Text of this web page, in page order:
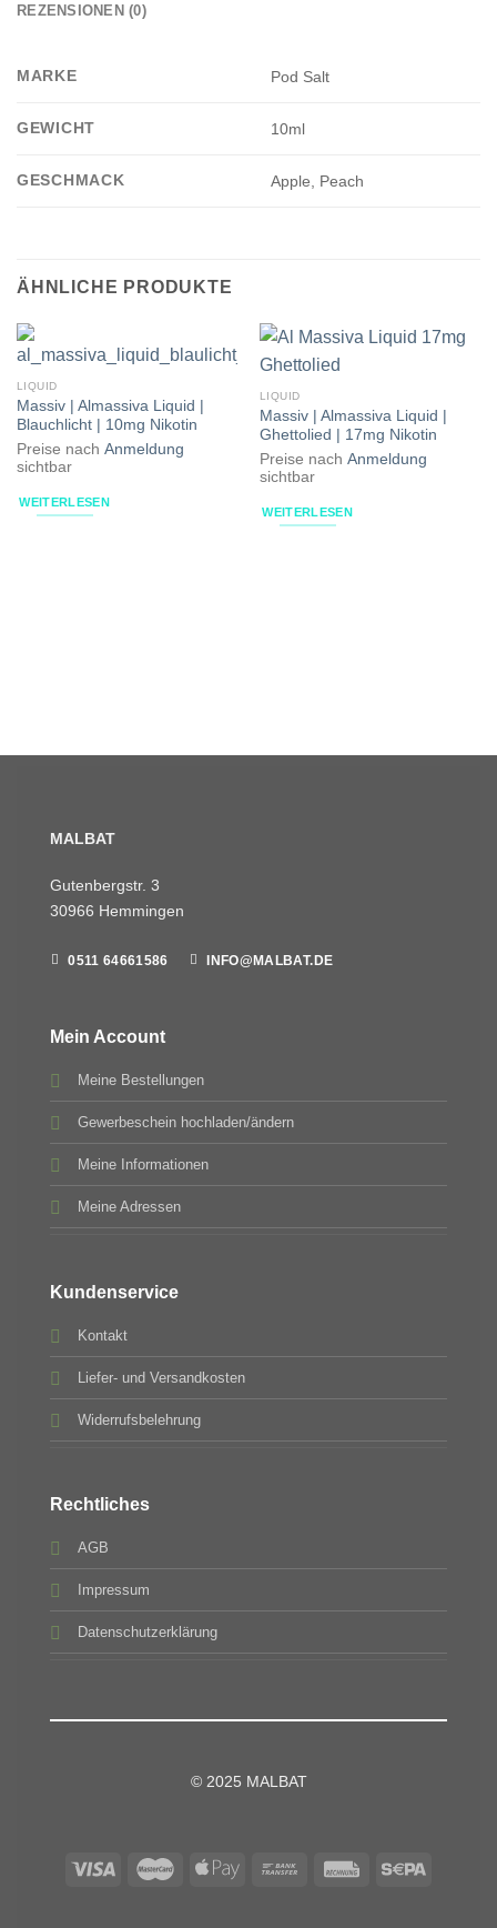
REZENSIONEN (0)
MARKE Pod Salt
GEWICHT 10ml
GESCHMACK Apple, Peach
ÄHNLICHE PRODUKTE
LIQUID
Massiv | Almassiva Liquid |
Blauchlicht | 10mg Nikotin
Preise nach Anmeldung
sichtbar
WEITERLESEN
LIQUID
Massiv | Almassiva Liquid |
Ghettolied | 17mg Nikotin
Preise nach Anmeldung
sichtbar
WEITERLESEN
MALBAT
Gutenbergstr. 3
30966 Hemmingen
0511 64661586 INFO@MALBAT.DE
Mein Account
Meine Bestellungen
Gewerbeschein hochladen/ändern
Meine Informationen
Meine Adressen
Kundenservice
Kontakt
Liefer- und Versandkosten
Widerrufsbelehrung
Rechtliches
AGB
Impressum
Datenschutzerklärung
© 2025 MALBAT